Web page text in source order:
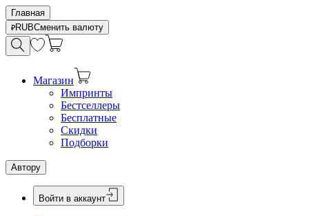
Главная
RUBСменить валюту
Магазин
Импринты
Бестселлеры
Бесплатные
Скидки
Подборки
Автору
Войти в аккаунт